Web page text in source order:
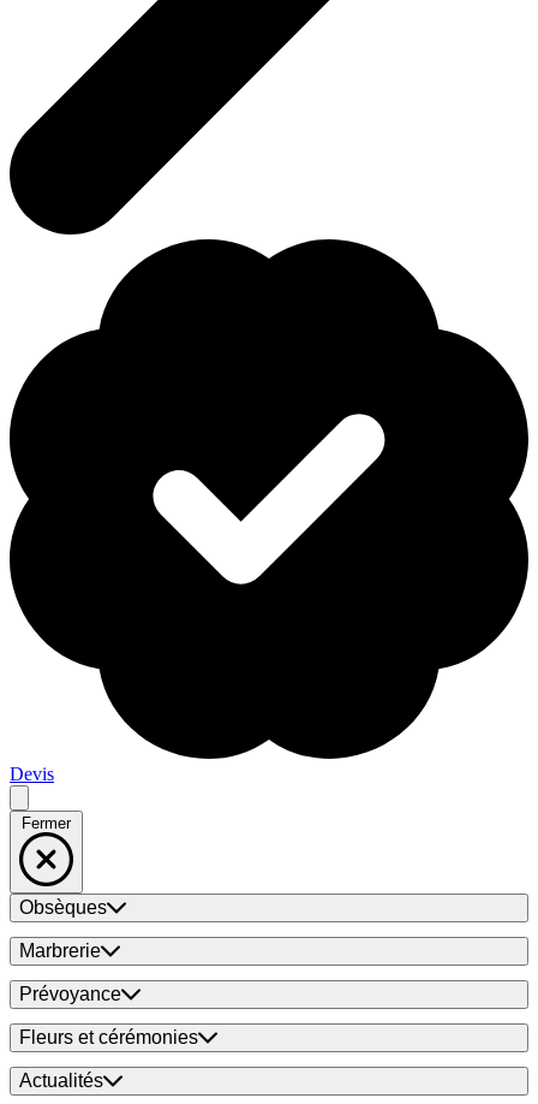
Devis
Fermer
Obsèques
Marbrerie
Prévoyance
Fleurs et cérémonies
Actualités